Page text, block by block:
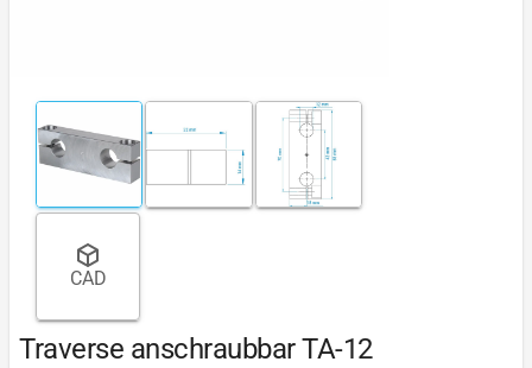
CAD
Traverse anschraubbar TA-12